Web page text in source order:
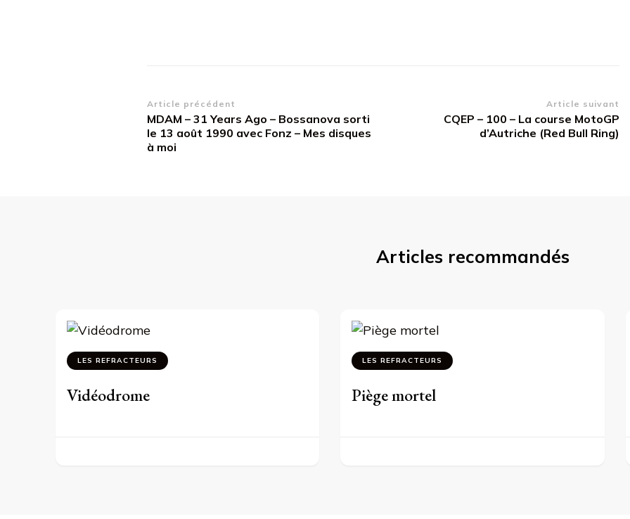
Navigation
d’article
Article précédent
MDAM – 31 Years Ago – Bossanova sorti
le 13 août 1990 avec Fonz – Mes disques
à moi
Article suivant
CQEP – 100 – La course MotoGP
d’Autriche (Red Bull Ring)
Articles recommandés
LES REFRACTEURS
Vidéodrome
LES REFRACTEURS
Piège mortel